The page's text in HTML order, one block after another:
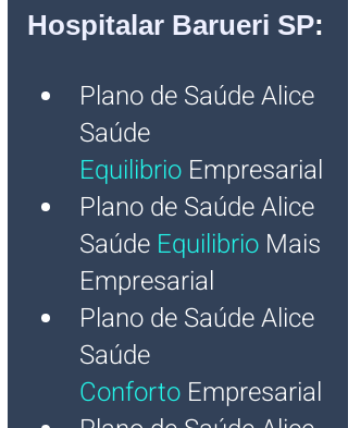
Hospitalar Barueri SP:
Plano de Saúde Alice
Saúde
Equilibrio Empresarial
Plano de Saúde Alice
Saúde Equilibrio Mais
Empresarial
Plano de Saúde Alice
Saúde
Conforto Empresarial